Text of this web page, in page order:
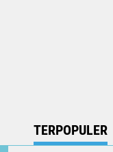
TERPOPULER